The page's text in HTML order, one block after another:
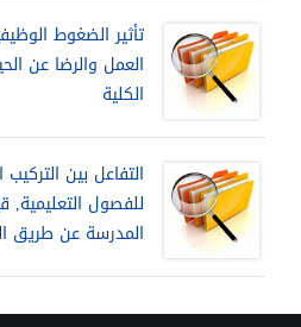
تأثير الضغوط
العمل والرضا عن
الكلية
التفاعل بين
للفصول
المدرسة عن طريق